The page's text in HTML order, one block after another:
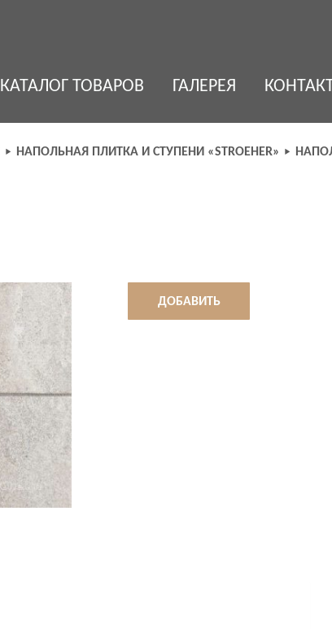
КАТАЛОГ ТОВАРОВ ГАЛЕРЕЯ
НАПОЛЬНАЯ ПЛИТКА И СТУПЕНИ «STROEHER»
ДОБАВИТЬ